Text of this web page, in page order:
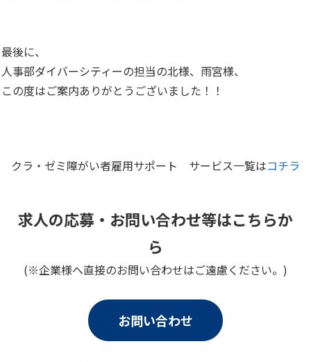
最後に、
人事部ダイバーシティーの担当の北様、雨宮様、
この度はご案内ありがとうございました！！
クラ・ゼミ障がい者雇用サポート サービス一覧はコチラ
求人の応募・お問い合わせ等はこちらか
ら
(※企業様へ直接のお問い合わせはご遠慮ください。)
お問い合わせ